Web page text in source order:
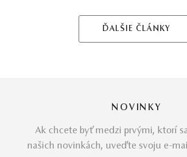
ĎALŠIE ČLÁNKY
NOVINKY
Ak chcete byť medzi prvými, ktorí
našich novinkách, uveďte svoju e-